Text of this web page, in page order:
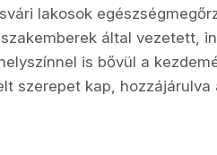
lakosok
által vezetett,
is bővül a
szerepet kap, hozzájárulva